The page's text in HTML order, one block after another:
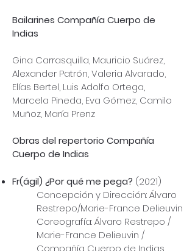
Bailarines Compañía Cuerpo de
Indias
Gina Carrasquilla, Mauricio Suárez,
Alexander Patrón, Valeria Alvarado,
Elías Bertel, Luis Adolfo Ortega,
Marcela Pineda, Eva Gómez, Camilo
Muñoz, María Prenz
Obras del repertorio Compañía
Cuerpo de Indias
Fr(ágil) ¿Por qué me pega? (2021)
Concepción y Dirección: Álvaro
Restrepo/Marie-France Delieuvin
Coreografía: Álvaro Restrepo /
Marie-France Delieuvin /
Compañía Cuerpo de Indias